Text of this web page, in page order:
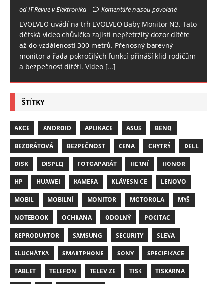
od IT Revue v Elektronika Komentáře nejsou povolené
EVOLVEO uvádí na trh EVOLVEO Baby Monitor N3. Tato
dětská video chůvička zajistí nepřetržitý dozor dítěte
až do vzdálenosti 300 metrů. Přenosný barevný
monitor a řada pokročilých funkcí přináší klid rodičům
a bezpečnost dítěti. Video [...]
ŠTÍTKY
AKCE ANDROID APLIKACE ASUS BENQ
BEZDRÁTOVÁ BEZPEČNOST CENA CHYTRÝ DELL
DISK DISPLEJ FOTOAPARÁT HERNÍ HONOR
HP HUAWEI KAMERA KLÁVESNICE LENOVO
MOBIL MOBILNÍ MONITOR MOTOROLA MYŠ
NOTEBOOK OCHRANA ODOLNÝ POCITAC
REPRODUKTOR SAMSUNG SECURITY SLEVA
SLUCHÁTKA SMARTPHONE SONY SPECIFIKACE
TABLET TELEFON TELEVIZE TISK TISKÁRNA